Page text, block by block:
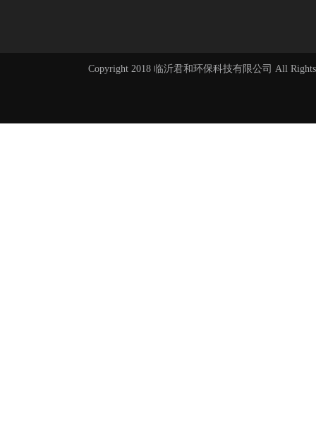
Copyright 2018 临沂君和环保科技有限公司 All